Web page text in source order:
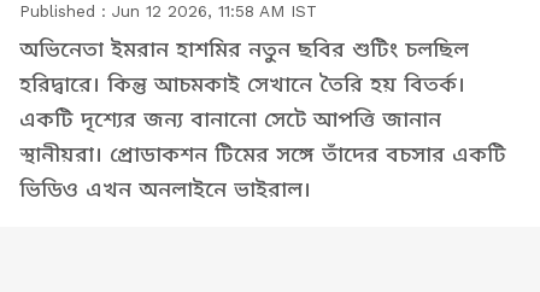
Published : Jun 12 2026, 11:58 AM IST
অভিনেতা ইমরান হাশমির নতুন ছবির শুটিং চলছিল
হরিদ্বারে। কিন্তু আচমকাই সেখানে তৈরি হয় বিতর্ক।
একটি দৃশ্যের জন্য বানানো সেটে আপত্তি জানান
স্থানীয়রা। প্রোডাকশন টিমের সঙ্গে তাঁদের বচসার একটি
ভিডিও এখন অনলাইনে ভাইরাল।